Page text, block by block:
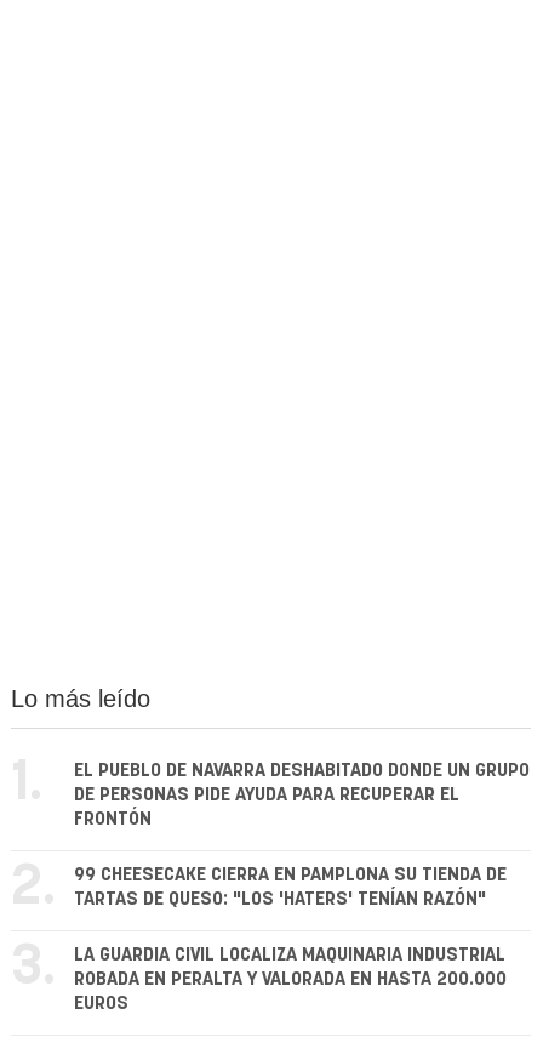
Lo más leído
1.
EL PUEBLO DE NAVARRA DESHABITADO DONDE UN GRUPO
DE PERSONAS PIDE AYUDA PARA RECUPERAR EL
FRONTÓN
2.
99 CHEESECAKE CIERRA EN PAMPLONA SU TIENDA DE
TARTAS DE QUESO: "LOS 'HATERS' TENÍAN RAZÓN"
3.
LA GUARDIA CIVIL LOCALIZA MAQUINARIA INDUSTRIAL
ROBADA EN PERALTA Y VALORADA EN HASTA 200.000
EUROS